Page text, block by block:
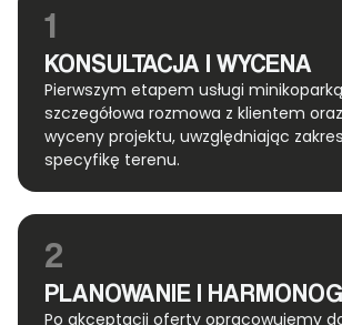
1
KONSULTACJA I WYCENA
Pierwszym etapem usługi
szczegółowa rozmowa z klientem
wyceny projektu, uwzględniając
specyfikę terenu.
2
PLANOWANIE I
Po akceptacji oferty opracowujemy